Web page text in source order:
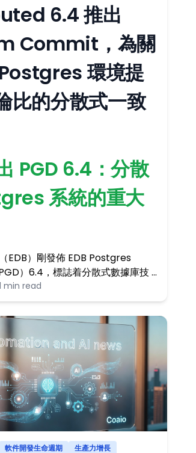
6.4 推出
Commit，為關
環境提
比的分散式一致
PGD 6.4：分散
系統的重大
EDB）剛發佈 EDB Postgres
）6.4，標誌着分散式數據庫技 …
min read
軟件開發生命週期
生產力增長